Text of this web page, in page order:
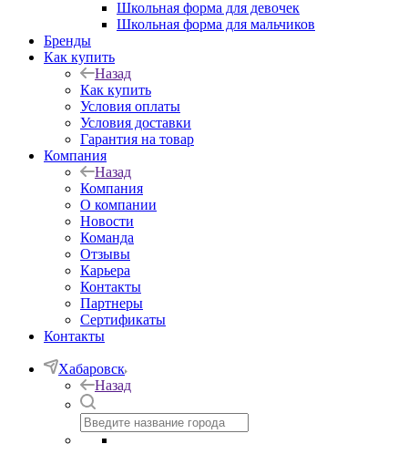
Школьная форма для девочек
Школьная форма для мальчиков
Бренды
Как купить
Назад
Как купить
Условия оплаты
Условия доставки
Гарантия на товар
Компания
Назад
Компания
О компании
Новости
Команда
Отзывы
Карьера
Контакты
Партнеры
Сертификаты
Контакты
Хабаровск
Назад